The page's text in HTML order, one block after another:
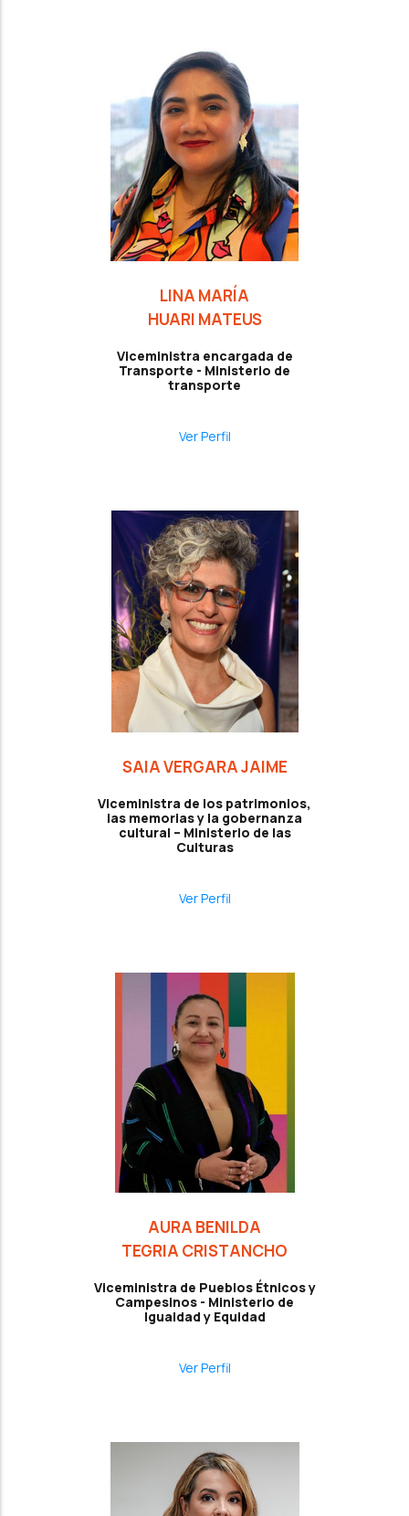
LINA MARÍA
HUARI MATEUS
Viceministra encargada de
Transporte - Ministerio de
transporte
Ver Perfil
SAIA VERGARA JAIME
Viceministra de los patrimonios,
las memorias y la gobernanza
cultural – Ministerio de las
Culturas
Ver Perfil
AURA BENILDA
TEGRIA CRISTANCHO
Viceministra de Pueblos Étnicos y
Campesinos - Ministerio de
Igualdad y Equidad
Ver Perfil